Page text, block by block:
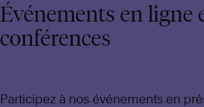
Événements en ligne
conférences
Participez à nos événements en